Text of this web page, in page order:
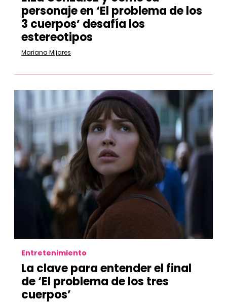
personaje en ‘El problema de los
3 cuerpos’ desafía los
estereotipos
Mariana Mijares
Entretenimiento
La clave para entender el final
de ‘El problema de los tres
cuerpos’